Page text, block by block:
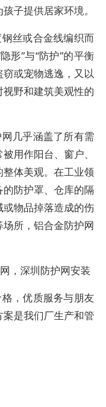
子提供居家环境。
丝或合金线编织而
形”与“防护”的平衡
或宠物逃逸，又以
野和建筑美观性的
几乎涵盖了所有需
用作阳台、窗户、
体美观。在工业领
防护罩、仓库的隔
物品掉落造成的伤
所，铝合金防护网
，深圳防护网安装
，优质服务与朋友
是我们厂生产和管